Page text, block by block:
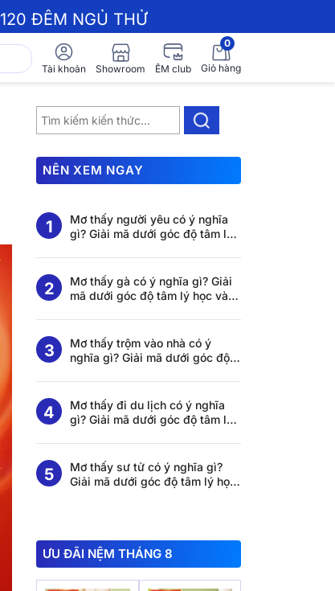
120 ĐÊM NGỦ THỬ
Tài khoản Showroom ÊM club
0
Giỏ hàng
NÊN XEM NGAY
Mơ thấy người yêu có ý nghĩa
gì? Giải mã dưới góc độ tâm lý
Mơ thấy gà có ý nghĩa gì? Giải
mã dưới góc độ tâm lý học và
Mơ thấy trộm vào nhà có ý
nghĩa gì? Giải mã dưới góc độ
ngủ
Mơ thấy đi du lịch có ý nghĩa
gì? Giải mã dưới góc độ tâm lý
Mơ thấy sư tử có ý nghĩa gì?
Giải mã dưới góc độ tâm lý học
ƯU ĐÃI NỆM THÁNG 8